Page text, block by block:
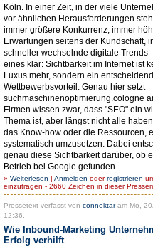
Köln. In einer Zeit, in der viele
vor ähnlichen Herausforderungen
immer größere Konkurrenz, immer
Erwartungen seitens der Kundschaft,
schneller wechselnde digitale Trends
eines klar: Sichtbarkeit im Internet ist
Luxus mehr, sondern ein
Wettbewerbsvorteil. Genau hier setzt
suchmaschinenoptimierung.cologne
Firmen wissen zwar, dass "SEO" ein
Thema ist, aber längst nicht alle
das Know-how oder die Ressourcen,
systematisch umzusetzen. Dabei
genau diese Sichtbarkeit darüber, ob
Betrieb bei Google gefunden...
» Weiterlesen | Anmelden oderregistrieren
einzutragen - 2660 Zeichen in dieser
Pressetext verfasst von connektaram Mo,
12:36.
Wie Inbound-Marketing
Erfolg verhilft